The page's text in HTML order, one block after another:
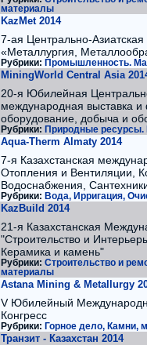
материалы
KazMet 2014
7-ая Центрально-
«Металлургия,
Рубрики: Промышленность.
MiningWorld Central Asia
20-я Юбилейная
международная выставка
оборудование, добыча и
Рубрики: Природные ресурсы.
Aqua-Therm Almaty 2014
7-я Казахстанская
Отопления и Вентиляции,
Водоснабжения,
Рубрики: Вода, Ирригация,
KazBuild 2014
21-я Казахстанская
"Строительство и
Керамика и камень"
Рубрики: Строительство и
материалы
Astana Mining & Metallurgy
V Юбилейный
Конгресс
Рубрики: Горное дело, Камни,
Транзит - Казахстан 2014